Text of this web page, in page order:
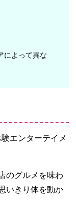
によって異な
エンターテイメ
のグルメを味わ
いきり体を動か